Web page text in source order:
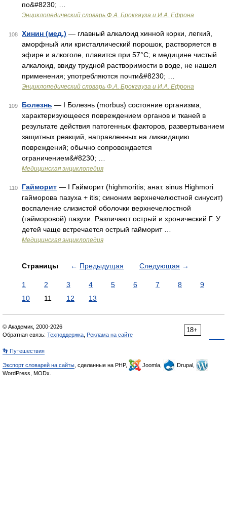
по&#8230; …
Энциклопедический словарь Ф.А. Брокгауза и И.А. Ефрона
108 Хинин (мед.) — главный алкалоид хинной корки, легкий,
аморфный или кристаллический порошок, растворяется в
эфире и алкоголе, плавится при 57°С; в медицине чистый
алкалоид, ввиду трудной растворимости в воде, не нашел
применения; употребляются почти&#8230; …
Энциклопедический словарь Ф.А. Брокгауза и И.А. Ефрона
109 Болезнь — I Болезнь (morbus) состояние организма,
характеризующееся повреждением органов и тканей в
результате действия патогенных факторов, развертыванием
защитных реакций, направленных на ликвидацию
повреждений; обычно сопровождается
ограничением&#8230; …
Медицинская энциклопедия
110 Гайморит — I Гайморит (highmoritis; анат. sinus Highmori
гайморова пазуха + itis; синоним верхнечелюстной синусит)
воспаление слизистой оболочки верхнечелюстной
(гайморовой) пазухи. Различают острый и хронический Г. У
детей чаще встречается острый гайморит …
Медицинская энциклопедия
Страницы ← Предыдущая Следующая →
1 2 3 4 5 6 7 8
9
10
11 12 13
18+
© Академик, 2000-2026
Обратная связь: Техподдержка Реклама на сайте
👣 Путешествия
Экспорт словарей на сайты , сделанные на PHP, Joomla,
Drupal,
WordPress, MODx.